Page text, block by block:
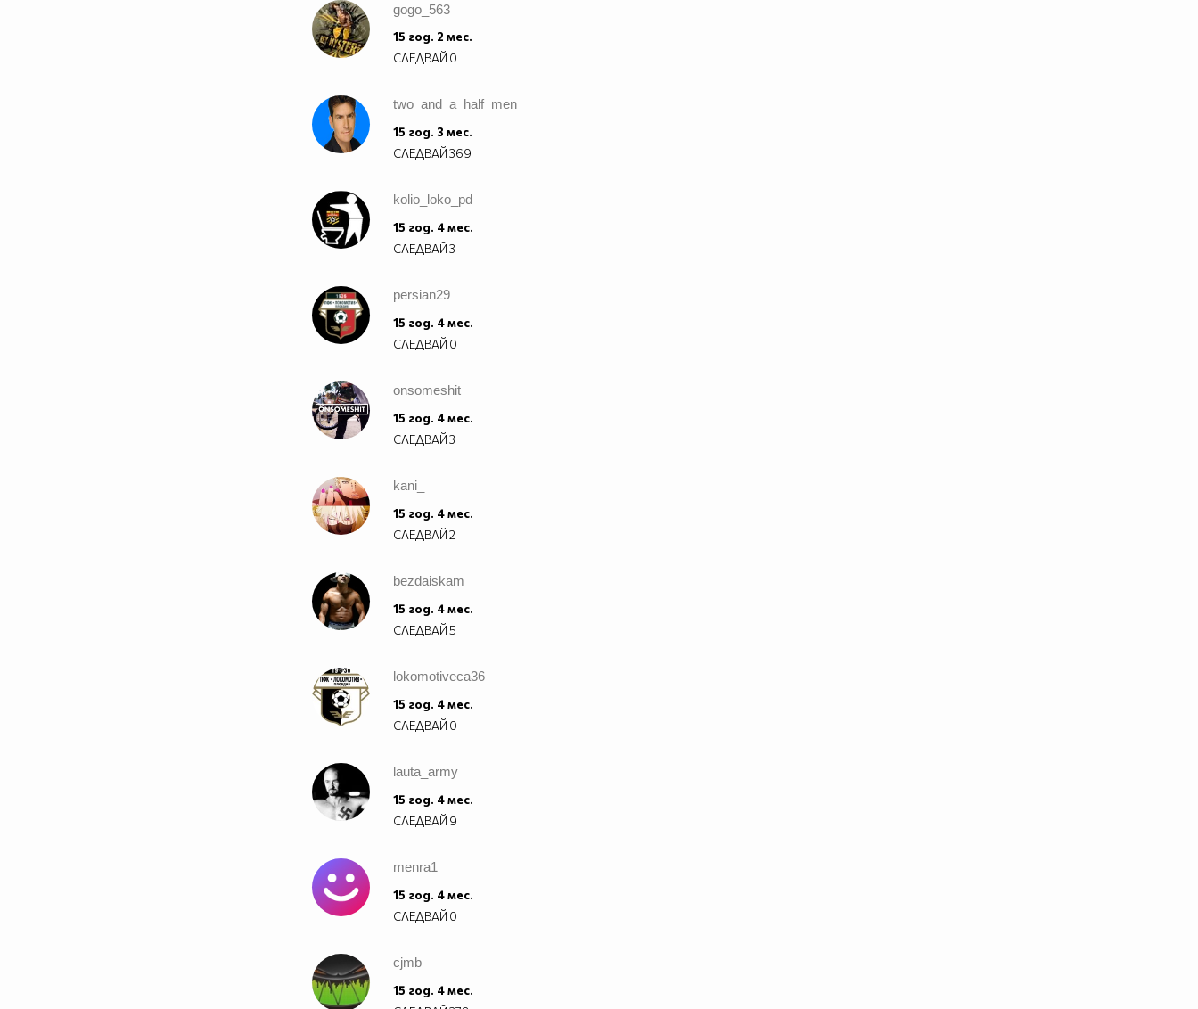
gogo_563
15 год. 2 мес.
СЛЕДВАЙ 0
two_and_a_half_men
15 год. 3 мес.
СЛЕДВАЙ369
kolio_loko_pd
15 год. 4 мес.
СЛЕДВАЙ3
persian29
15 год. 4 мес.
СЛЕДВАЙ 0
onsomeshit
15 год. 4 мес.
СЛЕДВАЙ3
kani_
15 год. 4 мес.
СЛЕДВАЙ2
bezdaiskam
15 год. 4 мес.
СЛЕДВАЙ5
lokomotiveca36
15 год. 4 мес.
СЛЕДВАЙ 0
lauta_army
15 год. 4 мес.
СЛЕДВАЙ 9
menra1
15 год. 4 мес.
СЛЕДВАЙ 0
cjmb
15 год. 4 мес.